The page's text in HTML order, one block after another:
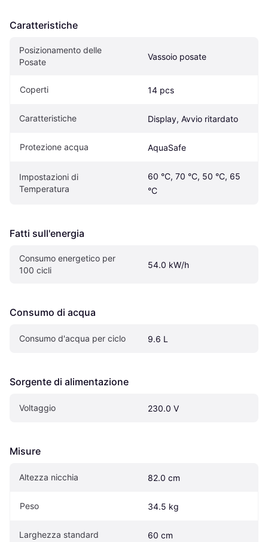
Caratteristiche
Posizionamento delle
Posate
Vassoio posate
Coperti 14 pcs
Caratteristiche Display, Avvio ritardato
Protezione acqua AquaSafe
Impostazioni di
Temperatura
60 °C, 70 °C, 50 °C, 65
°C
Fatti sull'energia
Consumo energetico per
100 cicli
54.0 kW/h
Consumo di acqua
Consumo d'acqua per ciclo 9.6 L
Sorgente di alimentazione
Voltaggio 230.0 V
Misure
Altezza nicchia 82.0 cm
Peso 34.5 kg
Larghezza standard 60 cm